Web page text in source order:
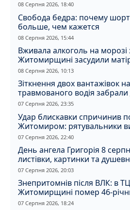
08 Серпня 2026, 18:40
Свобода бедра: почему
больше, чем кажется
08 Серпня 2026, 15:44
Вживала алкоголь на
Житомирщині засудили
дитина отримала
08 Серпня 2026, 10:13
Зіткнення двох вантажівок
травмованого водія забрали
07 Серпня 2026, 23:35
Удар блискавки спричинив
Житомиром: рятувальники
кота
07 Серпня 2026, 22:40
День ангела Григорія 8
листівки, картинки та
07 Серпня 2026, 20:03
Знепритомнів після ВЛК: в
Житомирщині помер 46-
07 Серпня 2026, 18:24